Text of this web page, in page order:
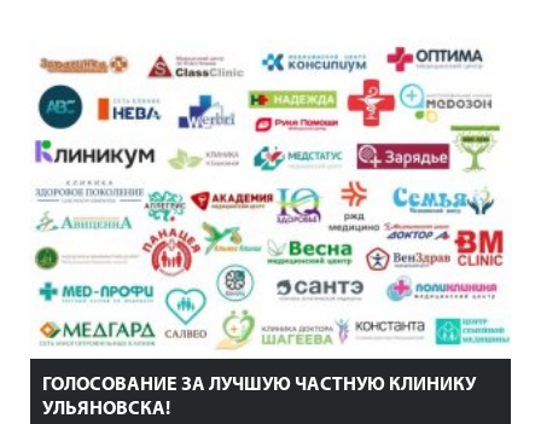
ГОЛОСОВАНИЕ ЗА ЛУЧШУЮ ЧАСТНУЮ КЛИНИКУ
УЛЬЯНОВСКА!